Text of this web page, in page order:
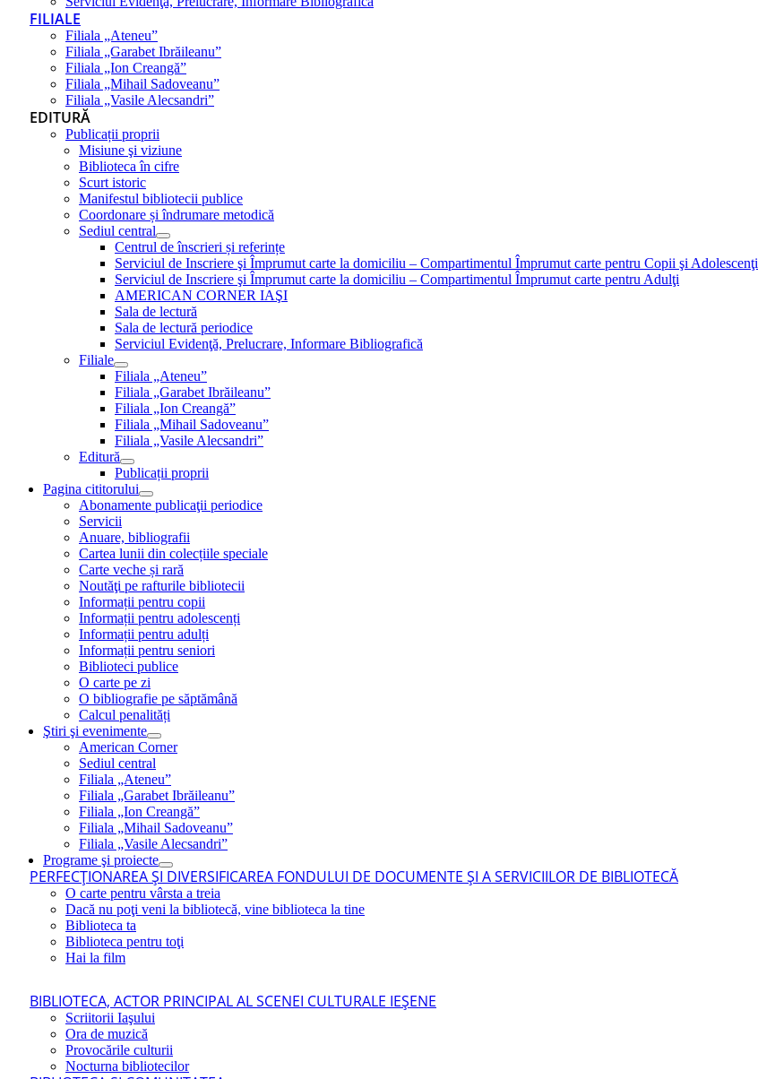
FILIALE
Filiala „Ateneu”
Filiala „Garabet Ibrăileanu”
Filiala „Ion Creangă”
Filiala „Mihail Sadoveanu”
Filiala „Vasile Alecsandri”
EDITURĂ
Publicații proprii
Misiune şi viziune
Biblioteca în cifre
Scurt istoric
Manifestul bibliotecii publice
Coordonare și îndrumare metodică
Sediul central
Centrul de înscrieri și referințe
Serviciul de Inscriere şi Împrumut carte la domiciliu – Compartimentul Împrumut carte pentru Copii şi Adolescenţi
Serviciul de Inscriere şi Împrumut carte la domiciliu – Compartimentul Împrumut carte pentru Adulţi
AMERICAN CORNER IAŞI
Sala de lectură
Sala de lectură periodice
Serviciul Evidenţă, Prelucrare, Informare Bibliografică
Filiale
Filiala „Ateneu”
Filiala „Garabet Ibrăileanu”
Filiala „Ion Creangă”
Filiala „Mihail Sadoveanu”
Filiala „Vasile Alecsandri”
Editură
Publicații proprii
Pagina cititorului
Abonamente publicaţii periodice
Servicii
Anuare, bibliografii
Cartea lunii din colecțiile speciale
Carte veche și rară
Noutăţi pe rafturile bibliotecii
Informații pentru copii
Informații pentru adolescenți
Informații pentru adulți
Informații pentru seniori
Biblioteci publice
O carte pe zi
O bibliografie pe săptămână
Calcul penalități
Ştiri şi evenimente
American Corner
Sediul central
Filiala „Ateneu”
Filiala „Garabet Ibrăileanu”
Filiala „Ion Creangă”
Filiala „Mihail Sadoveanu”
Filiala „Vasile Alecsandri”
Programe şi proiecte
PERFECŢIONAREA ŞI DIVERSIFICAREA FONDULUI DE DOCUMENTE ŞI A SERVICIILOR DE BIBLIOTECĂ
O carte pentru vârsta a treia
Dacă nu poţi veni la bibliotecă, vine biblioteca la tine
Biblioteca ta
Biblioteca pentru toţi
Hai la film
BIBLIOTECA, ACTOR PRINCIPAL AL SCENEI CULTURALE IEŞENE
Scriitorii Iaşului
Ora de muzică
Provocările culturii
Nocturna bibliotecilor